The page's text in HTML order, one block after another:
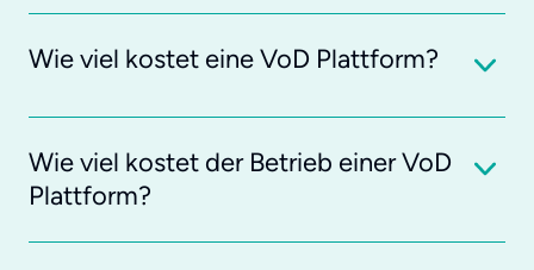
Wie viel kostet eine VoD Plattform?
Wie viel kostet der Betrieb einer VoD
Plattform?